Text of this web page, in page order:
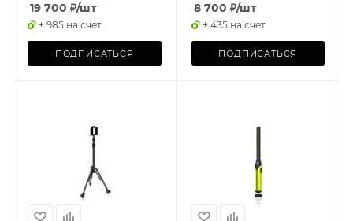
19 700 ₽/шт
+ 985 на счет
ПОДПИСАТЬСЯ
8 700 ₽/шт
+ 435 на счет
ПОДПИСАТЬСЯ